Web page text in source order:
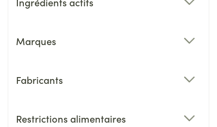
Marques
Fabricants
Restrictions alimentaires